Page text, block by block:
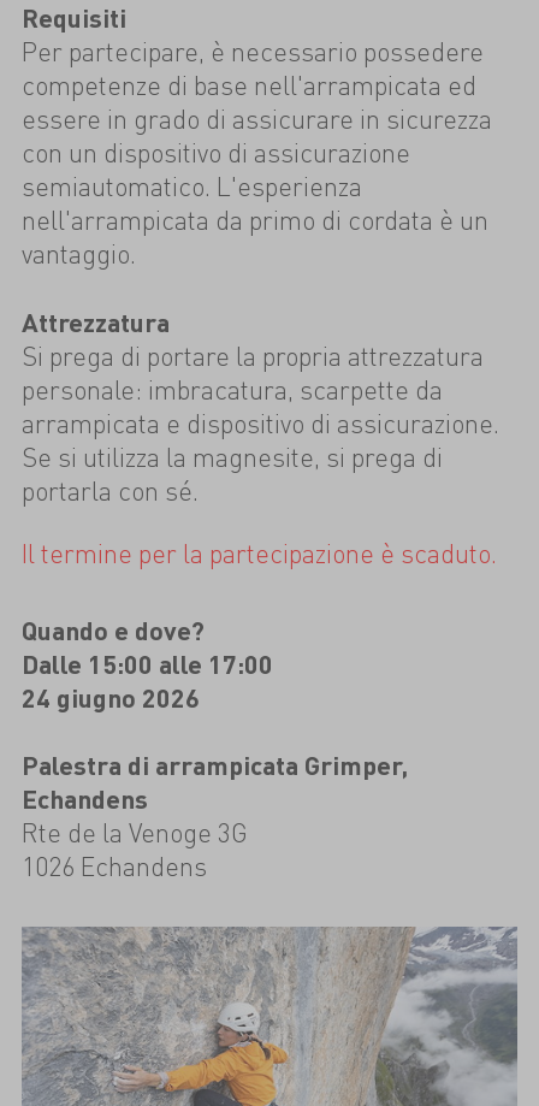
Requisiti
Per partecipare, è necessario possedere
competenze di base nell'arrampicata ed
essere in grado di assicurare in sicurezza
con un dispositivo di assicurazione
semiautomatico. L'esperienza
nell'arrampicata da primo di cordata è un
vantaggio.
Attrezzatura
Si prega di portare la propria attrezzatura
personale: imbracatura, scarpette da
arrampicata e dispositivo di assicurazione.
Se si utilizza la magnesite, si prega di
portarla con sé.
Il termine per la partecipazione è scaduto.
Quando e dove?
Dalle 15:00 alle 17:00
24 giugno 2026
Palestra di arrampicata Grimper,
Echandens
Rte de la Venoge 3G
1026 Echandens